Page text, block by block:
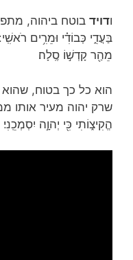
ודויד בוטח ביהוה,
בַּעֲדִ֑י כְּבוֹדִ֗י וּמֵרִ֥ים רֹאשִֽׁי ׃
מֵהַ֖ר קָדְשׁ֣וֹ סֶֽלָה׃
הוא כל כך בטוח,
שרק יהוה מעיר אותו
הֱקִיצ֑וֹתִי כִּ֖י יְהוָ֣ה יִסְמְכֵֽנִי׃